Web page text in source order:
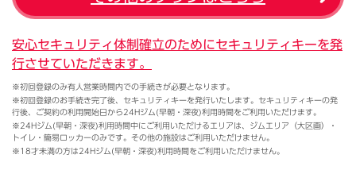
安心セキュリティ体制確立のためにセキュリティキーを発
行させていただきます。
※初回登録のみ有人営業時間内での手続きが必要となります。
※初回登録のお手続き完了後、セキュリティキーを発行いたします。セキュリティキーの発
行後、ご契約の利用開始日から24Hジム(早朝・深夜)利用時間をご利用いただけます。
※24Hジム(早朝・深夜)利用時間中にご利用いただけるエリアは、ジムエリア（大区画）・
トイレ・簡易ロッカーのみです。その他の施設はご利用いただけません。
※18才未満の方は24Hジム(早朝・深夜)利用時間をご利用いただけません。